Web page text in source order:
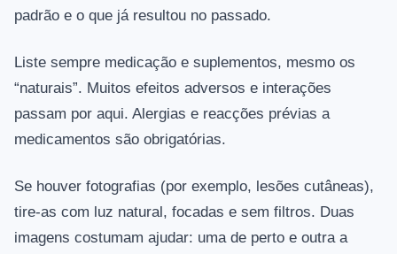
padrão e o que já resultou no passado.
Liste sempre medicação e suplementos, mesmo os
“naturais”. Muitos efeitos adversos e interações
passam por aqui. Alergias e reacções prévias a
medicamentos são obrigatórias.
Se houver fotografias (por exemplo, lesões cutâneas),
tire-as com luz natural, focadas e sem filtros. Duas
imagens costumam ajudar: uma de perto e outra a